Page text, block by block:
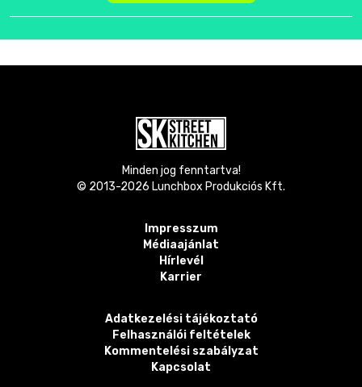
Minden jog fenntartva!
© 2013-2026 Lunchbox Produkciós Kft.
Impresszum
Médiaajánlat
Hírlevél
Karrier
Adatkezelési tájékoztató
Felhasználói feltételek
Kommentelési szabályzat
Kapcsolat